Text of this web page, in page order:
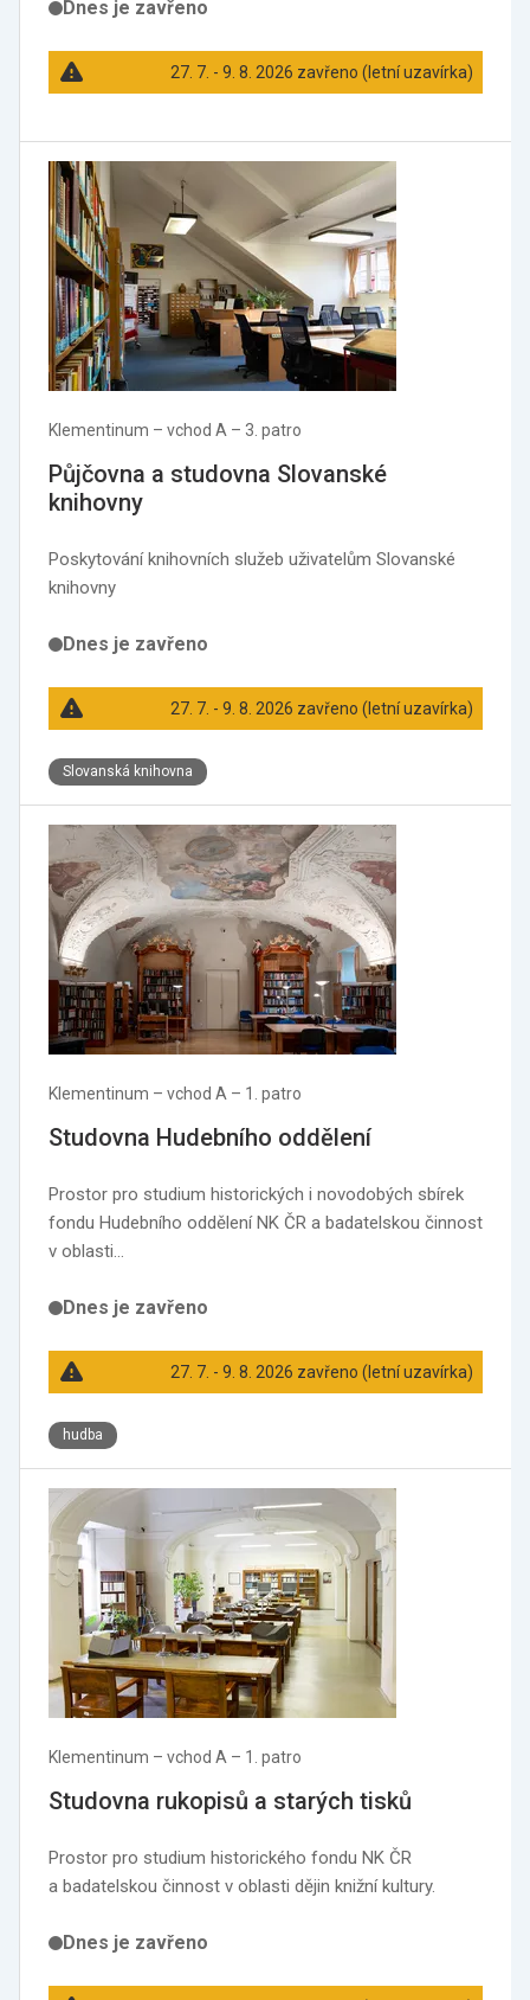
Dnes je zavřeno
27. 7. - 9. 8. 2026 zavřeno (letní uzavírka)
Klementinum –⁠ vchod A –⁠ 3. patro
Půjčovna a studovna Slovanské
knihovny
Poskytování knihovních služeb uživatelům Slovanské
knihovny
Dnes je zavřeno
27. 7. - 9. 8. 2026 zavřeno (letní uzavírka)
Slovanská knihovna
Klementinum –⁠ vchod A –⁠ 1. patro
Studovna Hudebního oddělení
Prostor pro studium historických i novodobých sbírek
fondu Hudebního oddělení NK ČR a badatelskou činnost
v oblasti…
Dnes je zavřeno
27. 7. - 9. 8. 2026 zavřeno (letní uzavírka)
hudba
Klementinum –⁠ vchod A –⁠ 1. patro
Studovna rukopisů a starých tisků
Prostor pro studium historického fondu NK ČR
a badatelskou činnost v oblasti dějin knižní kultury.
Dnes je zavřeno